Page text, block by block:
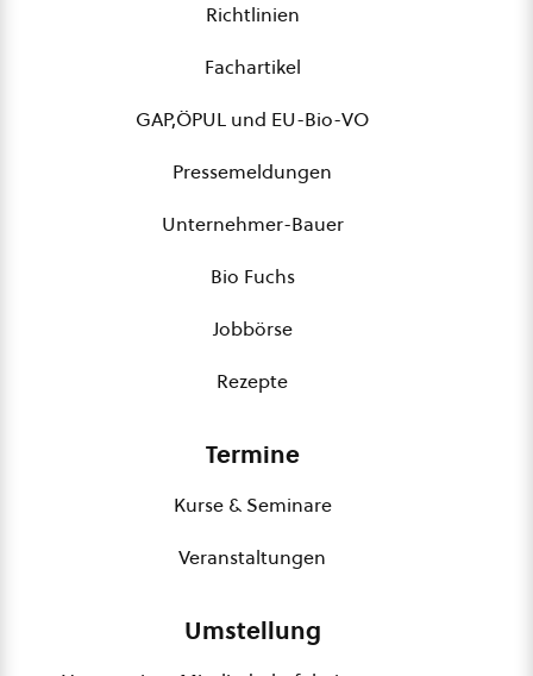
Richtlinien
Fachartikel
GAP,ÖPUL und EU-Bio-VO
Pressemeldungen
Unternehmer-Bauer
Bio Fuchs
Jobbörse
Rezepte
Termine
Kurse & Seminare
Veranstaltungen
Umstellung